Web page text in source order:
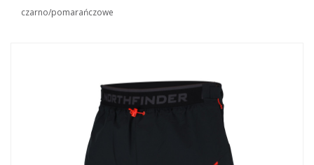
czarno/pomarańczowe